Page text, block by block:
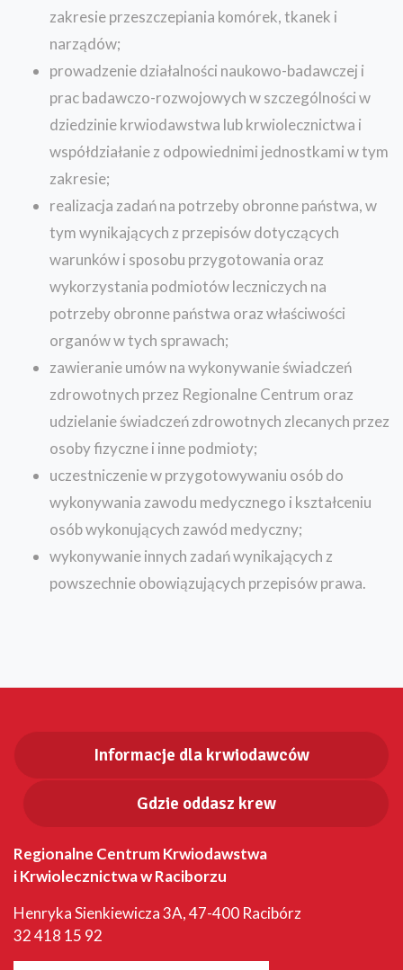
zakresie przeszczepiania komórek, tkanek i
narządów;
prowadzenie działalności naukowo-badawczej i
prac badawczo-rozwojowych w szczególności w
dziedzinie krwiodawstwa lub krwiolecznictwa i
współdziałanie z odpowiednimi jednostkami w tym
zakresie;
realizacja zadań na potrzeby obronne państwa, w
tym wynikających z przepisów dotyczących
warunków i sposobu przygotowania oraz
wykorzystania podmiotów leczniczych na
potrzeby obronne państwa oraz właściwości
organów w tych sprawach;
zawieranie umów na wykonywanie świadczeń
zdrowotnych przez Regionalne Centrum oraz
udzielanie świadczeń zdrowotnych zlecanych przez
osoby fizyczne i inne podmioty;
uczestniczenie w przygotowywaniu osób do
wykonywania zawodu medycznego i kształceniu
osób wykonujących zawód medyczny;
wykonywanie innych zadań wynikających z
powszechnie obowiązujących przepisów prawa.
Informacje dla krwiodawców
Gdzie oddasz krew
Regionalne Centrum Krwiodawstwa
i Krwiolecznictwa w Raciborzu
Henryka Sienkiewicza 3A, 47-400 Racibórz
32 418 15 92